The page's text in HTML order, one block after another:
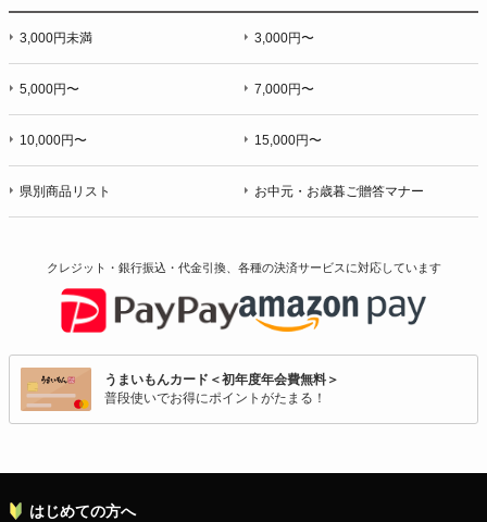
3,000円未満 3,000円〜
5,000円〜 7,000円〜
10,000円〜 15,000円〜
県別商品リスト お中元・お歳暮ご贈答マナー
クレジット・銀行振込・代金引換、各種の決済サービスに対応しています
うまいもんカード＜初年度年会費無料＞
普段使いでお得にポイントがたまる！
はじめての方へ